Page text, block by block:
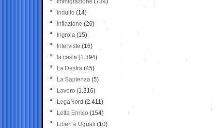
Immigrazione (734)
indulto (14)
inflazione (26)
Ingroia (15)
Interviste (16)
la casta (1.394)
La Destra (45)
La Sapienza (5)
Lavoro (1.316)
LegaNord (2.411)
Letta Enrico (154)
Liberi e Uguali (10)